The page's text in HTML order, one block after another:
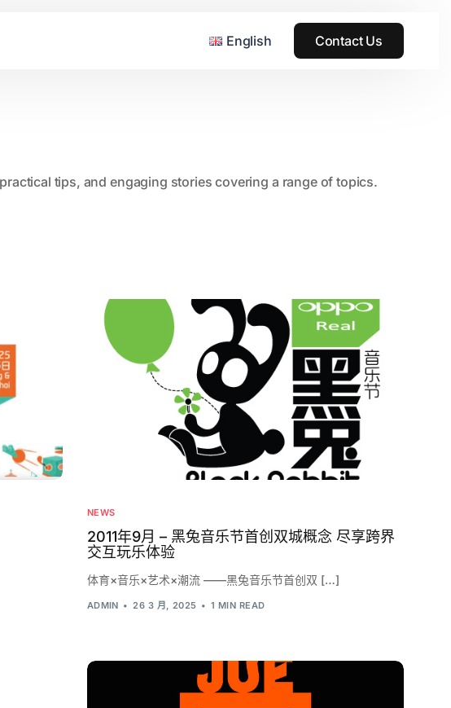
English Contact Us
tips, and engaging stories covering a range of topics.
NEWS
2011年9月 – 黑兔音乐节首创双城概念 尽享跨界
交互玩乐体验
体育×音乐×艺术×潮流 ——黑兔音乐节首创双 […]
ADMIN 26 3 月, 2025 1 MIN READ